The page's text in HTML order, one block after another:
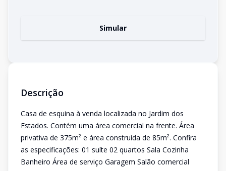
Simular
Descrição
Casa de esquina à venda localizada no Jardim dos
Estados. Contém uma área comercial na frente. Área
privativa de 375m² e área construída de 85m². Confira
as especificações: 01 suíte 02 quartos Sala Cozinha
Banheiro Área de serviço Garagem Salão comercial